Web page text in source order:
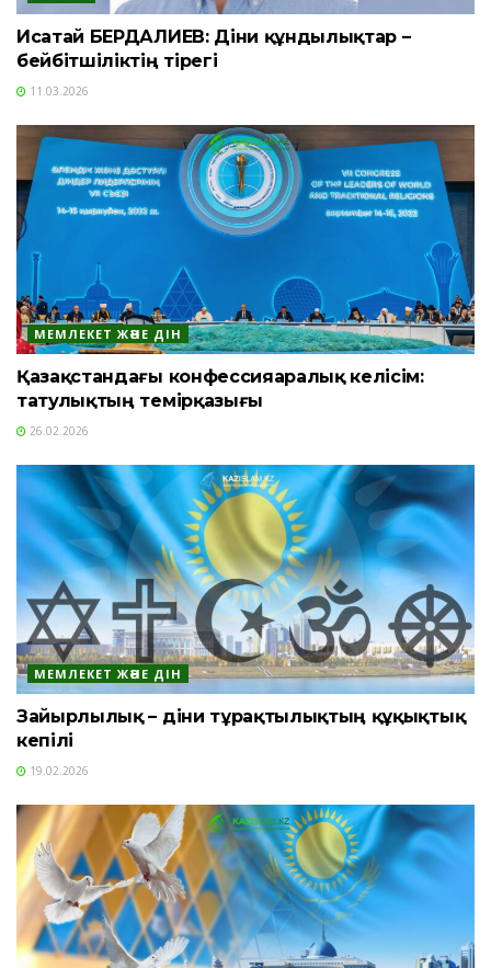
Исатай БЕРДАЛИЕВ: Діни құндылықтар –
бейбітшіліктің тірегі
11.03.2026
МЕМЛЕКЕТ ЖӘНЕ ДІН
Қазақстандағы конфессияаралық келісім:
татулықтың темірқазығы
26.02.2026
МЕМЛЕКЕТ ЖӘНЕ ДІН
Зайырлылық – діни тұрақтылықтың құқықтық
кепілі
19.02.2026